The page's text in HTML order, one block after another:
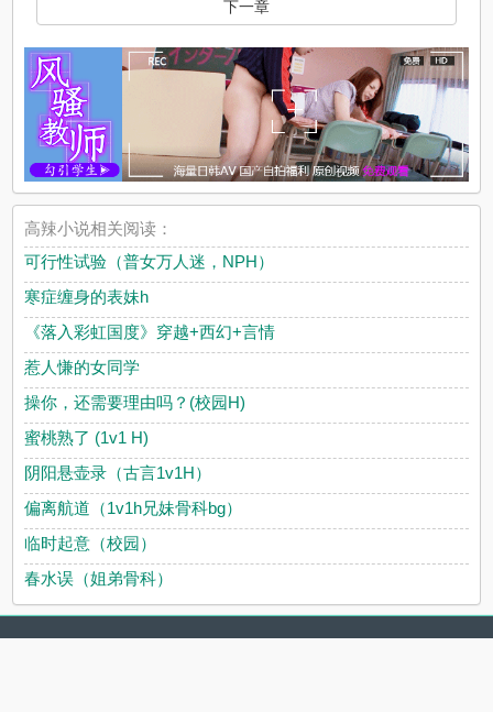
下一章
高辣小说相关阅读：
可行性试验（普女万人迷，NPH）
寒症缠身的表妹h
《落入彩虹国度》穿越+西幻+言情
惹人慊的女同学
操你，还需要理由吗？(校园H)
蜜桃熟了 (1v1 H)
阴阳悬壶录（古言1v1H）
偏离航道（1v1h兄妹骨科bg）
临时起意（校园）
春水误（姐弟骨科）